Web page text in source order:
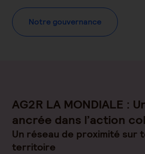
Notre gouvernance
AG2R LA MONDIALE :
ancrée dans l’action
Un réseau de proximité sur
territoire